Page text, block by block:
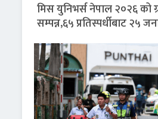
मिस युनिभर्स नेपाल २०२६ को
सम्पन्न,६५ प्रतिस्पर्धीबाट २५